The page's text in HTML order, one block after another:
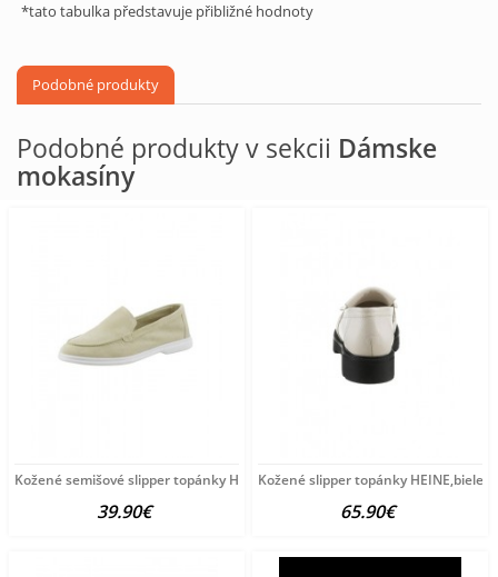
*tato tabulka představuje přibližné hodnoty
Podobné produkty
Podobné produkty v sekcii Dámske
mokasíny
Kožené semišové slipper topánky HEINE, pieskové
39.90€
Kožené slipper topánky HEINE,biele
65.90€